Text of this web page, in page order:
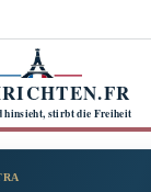
hinsieht, stirbt die Freiheit